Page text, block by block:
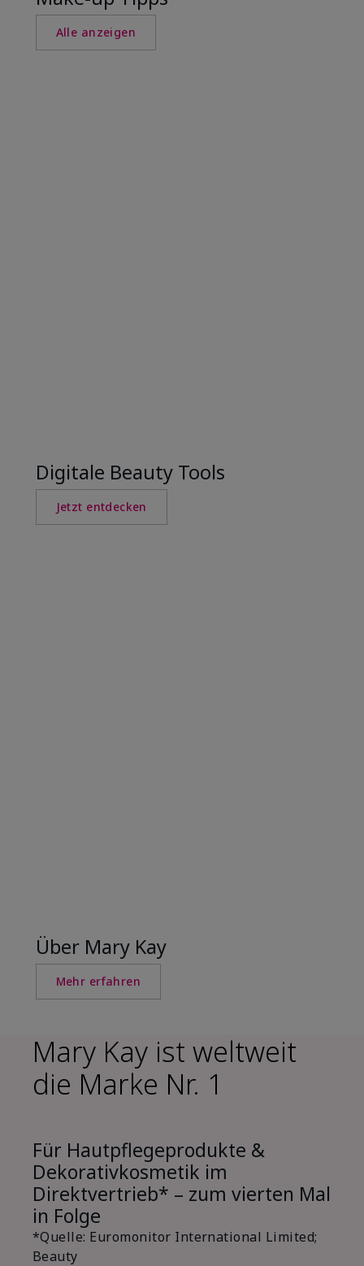
Alle anzeigen
Digitale Beauty Tools
Jetzt entdecken
Über Mary Kay
Mehr erfahren
Mary Kay ist weltweit
die Marke Nr. 1
Für Hautpflegeprodukte &
Dekorativkosmetik im
Direktvertrieb* – zum vierten Mal
in Folge
*Quelle: Euromonitor International Limited;
Beauty